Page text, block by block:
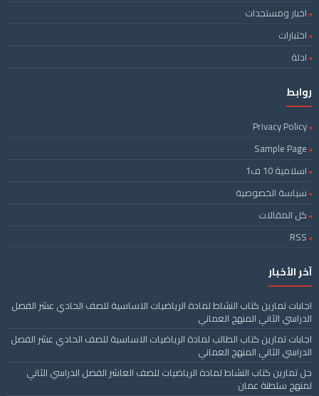
اخبار ومستجدات
اختبارات
ادلة
روابط
Privacy Policy
Sample Page
اسلامية 10 ف1
سياسة الخصوصية
كل المقالات
RSS
آخر الأخبار
اجابات تمارين كتاب النشاط لمادة الرياضيات الاساسية للصف الحادي عشر الفصل
الدراسي الثاني المنهج العماني
اجابات تمارين كتاب الطالب لمادة الرياضيات الاساسية للصف الحادي عشر الفصل
الدراسي الثاني المنهج العماني
حل تمارين كتاب النشاط لمادة الرياضيات للصف العاشر الفصل الدراسي الثاني
لمنهج سلطنة عمان